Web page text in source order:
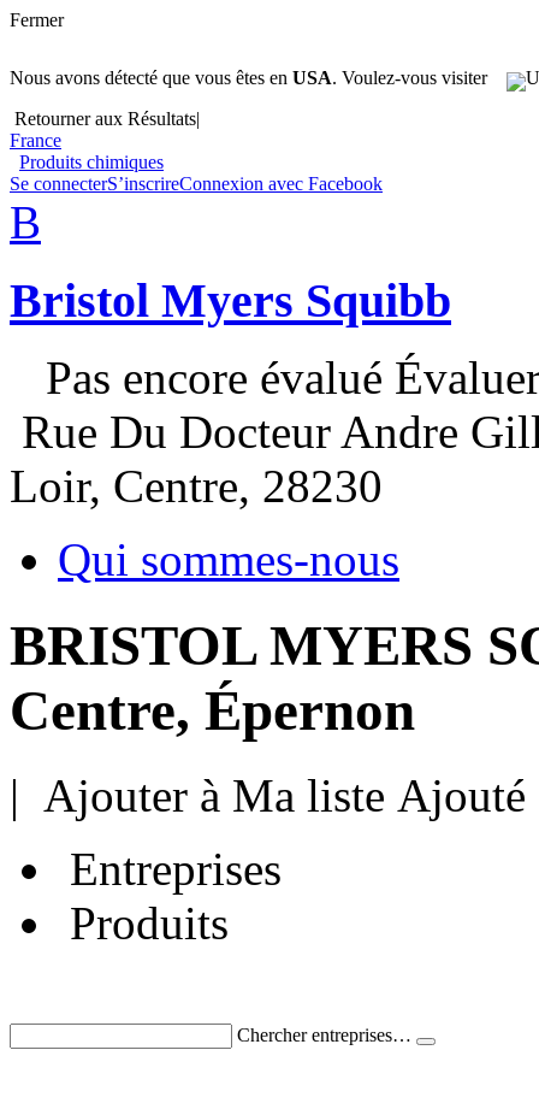
Fermer
Nous avons détecté que vous êtes en USA. Voulez-vous visiter
Retourner aux Résultats|
France
Produits chimiques
Se connecterS’inscrireConnexion avec Facebook
B
Bristol Myers Squibb
Pas encore évalué
Rue Du Docteur Andre
Loir, Centre, 28230
Qui sommes-nous
BRISTOL MYERS
Centre, Épernon
| Ajouter à Ma liste Ajouté
Entreprises
Produits
Chercher entreprises…